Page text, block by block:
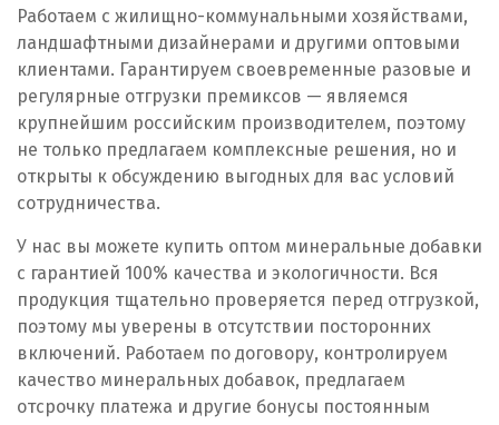
Подольск
Походилова
Псков
Пушкино
Пятигорск
Р
Раменское
Ревда
Реутов
Работаем с жилищно-коммунальными хозяйствами,
ландшафтными дизайнерами и другими оптовыми
клиентами. Гарантируем своевременные разовые и
регулярные отгрузки премиксов — являемся
крупнейшим российским производителем, поэтому
не только предлагаем комплексные решения, но и
открыты к обсуждению выгодных для вас условий
сотрудничества.
У нас вы можете купить оптом минеральные добавки
с гарантией 100% качества и экологичности. Вся
продукция тщательно проверяется перед отгрузкой,
поэтому мы уверены в отсутствии посторонних
включений. Работаем по договору, контролируем
качество минеральных добавок, предлагаем
отсрочку платежа и другие бонусы постоянным